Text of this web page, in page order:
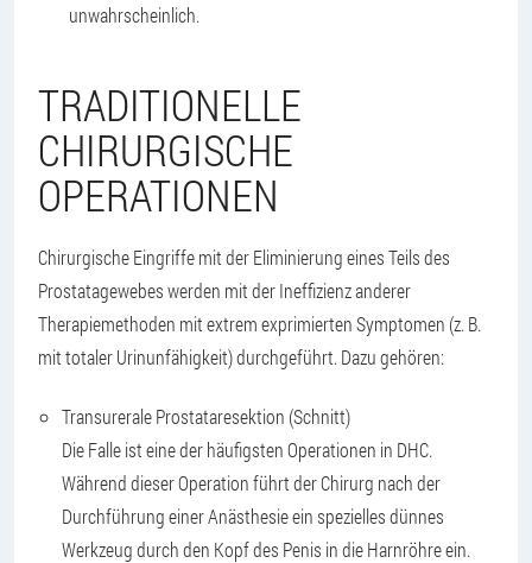
unwahrscheinlich.
TRADITIONELLE
CHIRURGISCHE
OPERATIONEN
Chirurgische Eingriffe mit der Eliminierung eines Teils des
Prostatagewebes werden mit der Ineffizienz anderer
Therapiemethoden mit extrem exprimierten Symptomen (z. B.
mit totaler Urinunfähigkeit) durchgeführt. Dazu gehören:
Transurerale Prostataresektion (Schnitt)
Die Falle ist eine der häufigsten Operationen in DHC.
Während dieser Operation führt der Chirurg nach der
Durchführung einer Anästhesie ein spezielles dünnes
Werkzeug durch den Kopf des Penis in die Harnröhre ein.